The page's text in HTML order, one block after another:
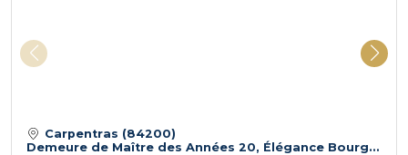
Carpentras (84200)
Demeure de Maître des Années 20, Élégance Bourgeoise de plus de 200m² avec 4 Suites parentales, jardin, sous sol et garage - Carpentras